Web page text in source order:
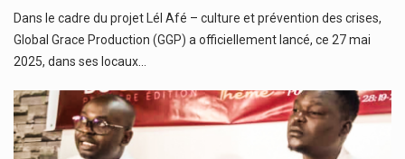
Dans le cadre du projet Lél Afé – culture et prévention des crises,
Global Grace Production (GGP) a officiellement lancé, ce 27 mai
2025, dans ses locaux…